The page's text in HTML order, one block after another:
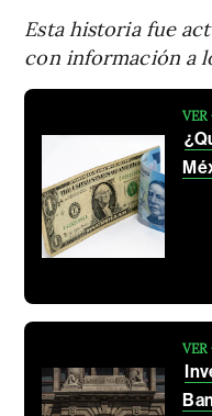
Esta historia fue
con información a
VER
VER